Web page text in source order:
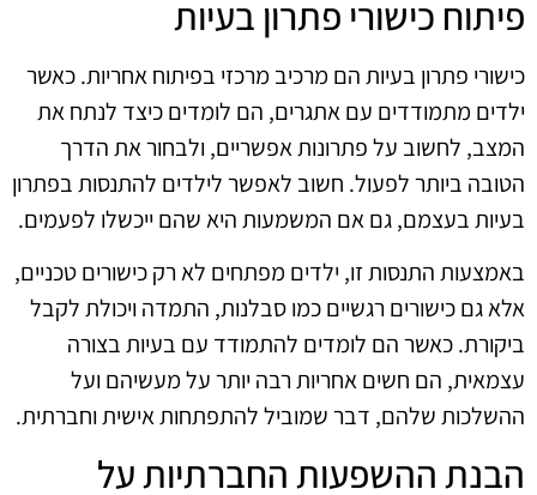
פיתוח כישורי פתרון בעיות
כישורי פתרון בעיות הם מרכיב מרכזי בפיתוח אחריות. כאשר
ילדים מתמודדים עם אתגרים, הם לומדים כיצד לנתח את
המצב, לחשוב על פתרונות אפשריים, ולבחור את הדרך
הטובה ביותר לפעול. חשוב לאפשר לילדים להתנסות בפתרון
בעיות בעצמם, גם אם המשמעות היא שהם ייכשלו לפעמים.
באמצעות התנסות זו, ילדים מפתחים לא רק כישורים טכניים,
אלא גם כישורים רגשיים כמו סבלנות, התמדה ויכולת לקבל
ביקורת. כאשר הם לומדים להתמודד עם בעיות בצורה
עצמאית, הם חשים אחריות רבה יותר על מעשיהם ועל
ההשלכות שלהם, דבר שמוביל להתפתחות אישית וחברתית.
הבנת ההשפעות החברתיות על